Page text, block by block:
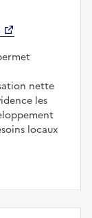
nette
les
locaux